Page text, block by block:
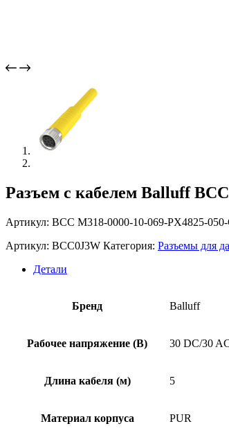
Разъем с кабелем Balluff
Артикул: BCC M318-0000-10-069-PX4825-
Артикул: BCC0J3W Категория: Разъемы для
Детали
Бренд Balluff
Рабочее напряжение (В) 30 DC/30
Длина кабеля (м) 5
Материал корпуса PUR